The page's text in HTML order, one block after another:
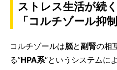
ストレス生活が続
「コルチゾール抑
コルチゾールは脳と副腎の相
る”HPA系“というシステムに